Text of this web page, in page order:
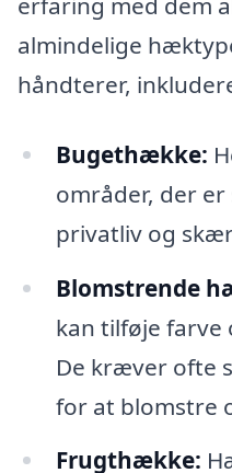
almindelige
håndterer,
Bugethække:
områder, der
privatliv og
Blomstrende
kan tilføje farve
De kræver ofte
for at blomstre
Frugthække: